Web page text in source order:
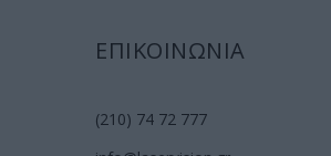
ΕΠΙΚΟΙΝΩΝΙΑ
(210) 74 72 777